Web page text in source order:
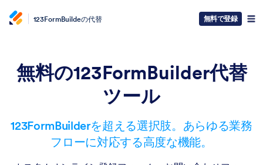
123FormBuildeの代替 無料で登録
無料の123FormBuilder代替
ツール
123FormBuilderを超える選択肢。あらゆる業務
フローに対応する高度な機能。